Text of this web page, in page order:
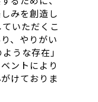
みを創造し
いただくこ
、やりがい
うな存在」
ントにより
けておりま